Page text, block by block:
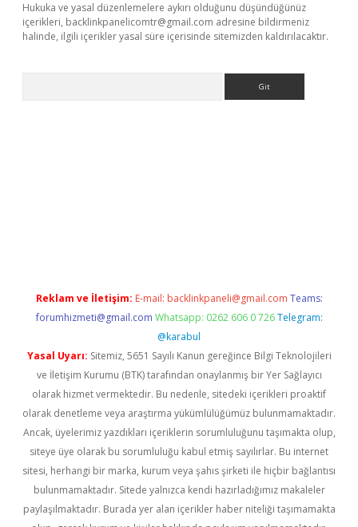
Hukuka ve yasal düzenlemelere aykırı olduğunu düşündüğünüz
içerikleri, backlinkpanelicomtr@gmail.com adresine bildirmeniz
halinde, ilgili içerikler yasal süre içerisinde sitemizden kaldırılacaktır.
Reklam ve İletişim: E-mail: backlinkpaneli@gmail.com Teams:
forumhizmeti@gmail.com Whatsapp: 0262 606 0 726 Telegram:
@karabul
Yasal Uyarı: Sitemiz, 5651 Sayılı Kanun gereğince Bilgi Teknolojileri
ve İletişim Kurumu (BTK) tarafından onaylanmış bir Yer Sağlayıcı
olarak hizmet vermektedir. Bu nedenle, sitedeki içerikleri proaktif
olarak denetleme veya araştırma yükümlülüğümüz bulunmamaktadır.
Ancak, üyelerimiz yazdıkları içeriklerin sorumluluğunu taşımakta olup,
siteye üye olarak bu sorumluluğu kabul etmiş sayılırlar. Bu internet
sitesi, herhangi bir marka, kurum veya şahıs şirketi ile hiçbir bağlantısı
bulunmamaktadır. Sitede yalnızca kendi hazırladığımız makaleler
paylaşılmaktadır. Burada yer alan içerikler haber niteliği taşımamakta